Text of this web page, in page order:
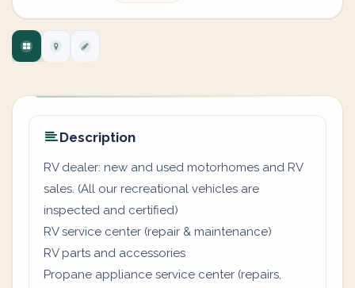
Description
RV dealer: new and used motorhomes and RV
sales. (All our recreational vehicles are
inspected and certified)
RV service center (repair & maintenance)
RV parts and accessories
Propane appliance service center (repairs,